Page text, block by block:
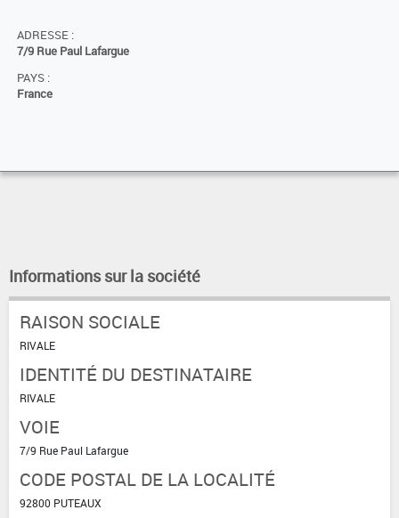
ADRESSE :
7/9 Rue Paul Lafargue
PAYS :
France
Informations sur la société
RAISON SOCIALE
RIVALE
IDENTITÉ DU DESTINATAIRE
RIVALE
VOIE
7/9 Rue Paul Lafargue
CODE POSTAL DE LA LOCALITÉ
92800 PUTEAUX